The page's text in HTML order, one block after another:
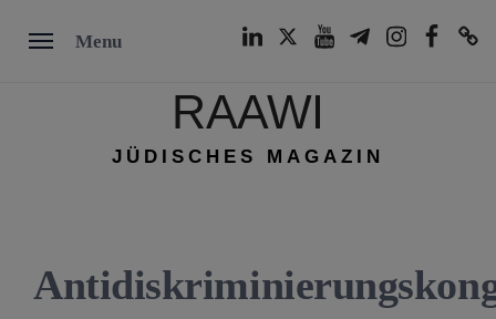
Menu
RAAWI
JÜDISCHES MAGAZIN